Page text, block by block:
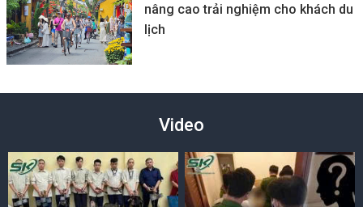
nâng cao trải nghiệm cho khách du
lịch
Video